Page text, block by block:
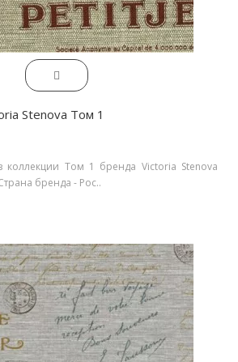
Stenova Том 1
коллекции Том 1 бренда Victoria Stenova
бренда - Рос..